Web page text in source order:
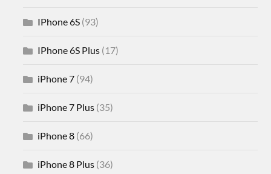
IPhone 6S (93)
IPhone 6S Plus (17)
iPhone 7 (94)
iPhone 7 Plus (35)
iPhone 8 (66)
iPhone 8 Plus (36)